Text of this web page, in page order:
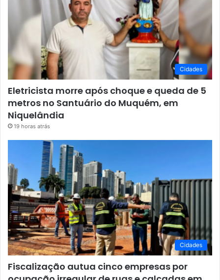
Cidades
Eletricista morre após choque e queda de 5
metros no Santuário do Muquém, em
Niquelândia
19 horas atrás
Cidades
Fiscalização autua cinco empresas por